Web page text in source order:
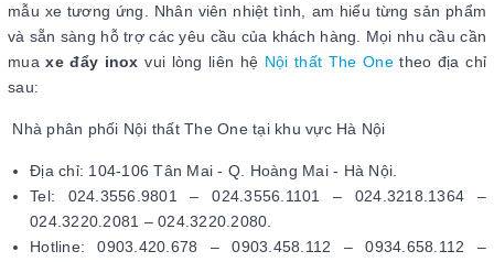
mẫu xe tương ứng. Nhân viên nhiệt tình, am hiểu từng sản phẩm
và sẵn sàng hỗ trợ các yêu cầu của khách hàng. Mọi nhu cầu cần
muaxe đẩy inox vui lòng liên hệ Nội thất The Onetheo địa chỉ
sau:
Nhà phân phối Nội thất The One tại khu vực Hà Nội
Địa chỉ: 104-106 Tân Mai - Q. Hoàng Mai - Hà Nội.
Tel: 024.3556.9801 – 024.3556.1101 – 024.3218.1364 –
024.3220.2081 – 024.3220.2080.
Hotline: 0903.420.678 – 0903.458.112 – 0934.658.112 –